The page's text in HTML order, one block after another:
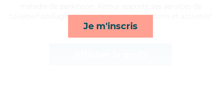
Je m'inscris
toilette/habillage, courses/livraison, transports et activités*